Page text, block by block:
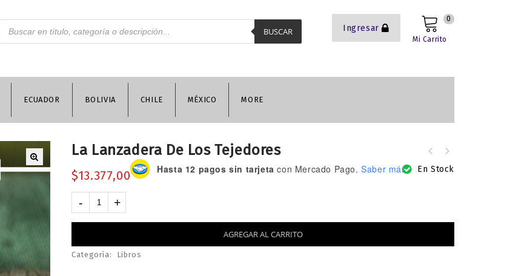
Ingresar
Mi Carrito
0
BUSCAR
ECUADOR BOLIVIA CHILE MÉXICO MORE
La Lanzadera De Los Tejedores
$13.377,00 En Stock
Hasta 12 pagos sin tarjeta con Mercado Pago. Saber más
AGREGAR AL CARRITO
Categoría: Libros